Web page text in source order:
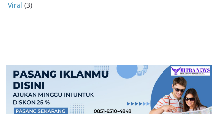
Viral (3)